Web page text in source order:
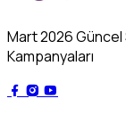
Mart 2026 Güncel
Kampanyaları